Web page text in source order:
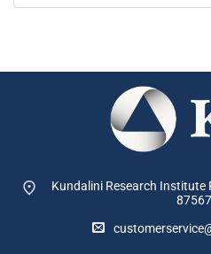
Kundalini Research Institute